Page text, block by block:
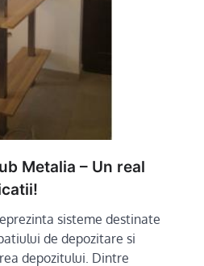
Metalia – Un real
sisteme destinate
de depozitare si
depozitului. Dintre